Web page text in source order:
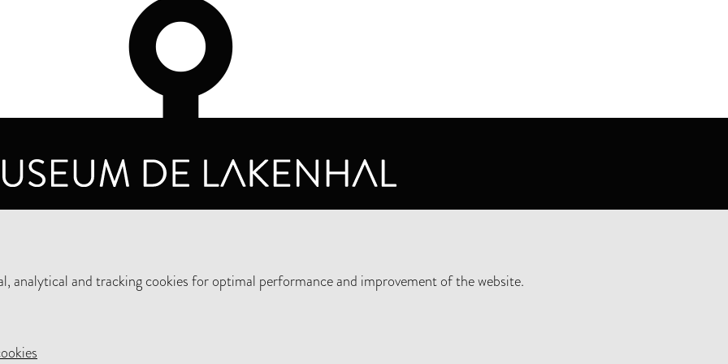
analytical and tracking cookies for optimal performance and improvement of the website.